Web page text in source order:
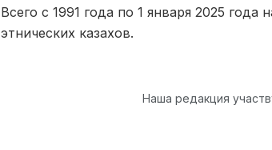
Всего с 1991 года по 1 января 2025
этнических казахов.
Наша редакция